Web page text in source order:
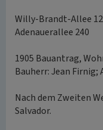
Willy-Brandt-Allee
Adenauerallee 240
1905 Bauantrag,
Bauherr: Jean
Nach dem Zweiten
Salvador.